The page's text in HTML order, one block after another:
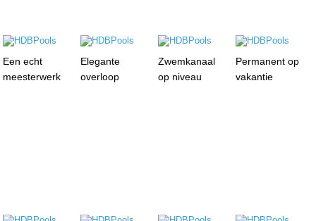
Een echt
meesterwerk
Elegante
overloop
Zwemkanaal
op niveau
Permanent op
vakantie